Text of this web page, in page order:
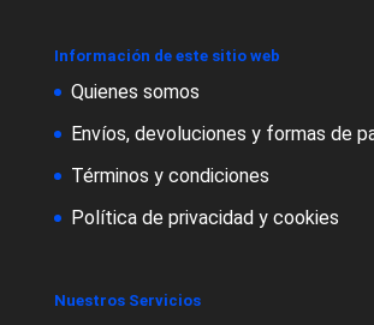
Información de este sitio web
Quienes somos
Envíos, devoluciones y formas de
Términos y condiciones
Política de privacidad y cookies
Nuestros Servicios